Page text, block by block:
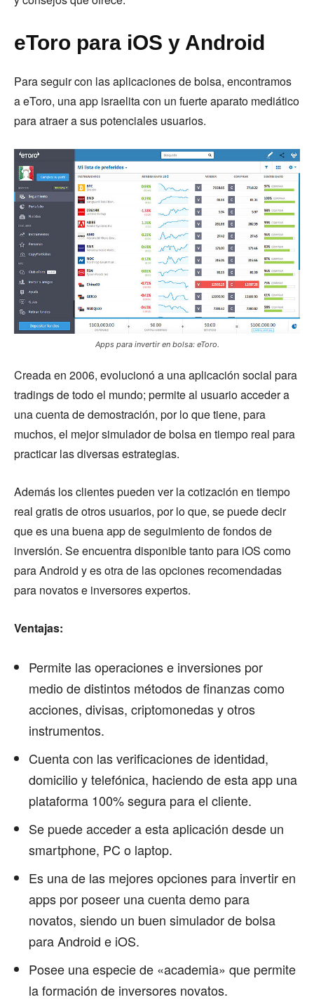
eToro para iOS y Android
Para seguir con las aplicaciones de bolsa, encontramos
a eToro, una app israelita con un fuerte aparato mediático
para atraer a sus potenciales usuarios.
Apps para invertir en bolsa: eToro.
Creada en 2006, evolucionó a una aplicación social para
tradings de todo el mundo; permite al usuario acceder a
una cuenta de demostración, por lo que tiene, para
muchos, el mejor simulador de bolsa en tiempo real para
practicar las diversas estrategias.
Además los clientes pueden ver la cotización en tiempo
real gratis de otros usuarios, por lo que, se puede decir
que es una buena app de seguimiento de fondos de
inversión. Se encuentra disponible tanto para iOS como
para Android y es otra de las opciones recomendadas
para novatos e inversores expertos.
Ventajas:
Permite las operaciones e inversiones por
medio de distintos métodos de finanzas como
acciones, divisas, criptomonedas y otros
instrumentos.
Cuenta con las verificaciones de identidad,
domicilio y telefónica, haciendo de esta app una
plataforma 100% segura para el cliente.
Se puede acceder a esta aplicación desde un
smartphone, PC o laptop.
Es una de las mejores opciones para invertir en
apps por poseer una cuenta demo para
novatos, siendo un buen simulador de bolsa
para Android e iOS.
Posee una especie de «academia» que permite
la formación de inversores novatos.